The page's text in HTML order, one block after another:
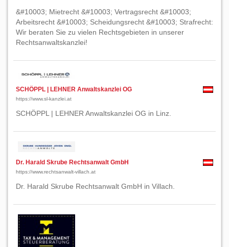
&#10003; Mietrecht &#10003; Vertragsrecht &#10003;
Arbeitsrecht &#10003; Scheidungsrecht &#10003; Strafrecht:
Wir beraten Sie zu vielen Rechtsgebieten in unserer
Rechtsanwaltskanzlei!
SCHÖPPL | LEHNER Anwaltskanzlei OG
https://www.sl-kanzlei.at
SCHÖPPL | LEHNER Anwaltskanzlei OG in Linz.
Dr. Harald Skrube Rechtsanwalt GmbH
https://www.rechtsanwalt-villach.at
Dr. Harald Skrube Rechtsanwalt GmbH in Villach.